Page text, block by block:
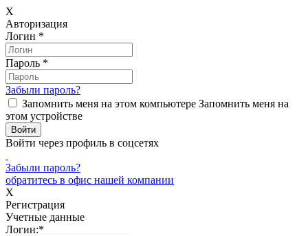
X
Авторизация
Логин *
Пароль *
Забыли пароль?
Запомнить меня на этом компьютере Запомнить меня на
этом устройстве
Войти через профиль в соцсетях
Забыли пароль?
обратитесь в офис нашей компании
X
Регистрация
Учетные данные
Логин:*